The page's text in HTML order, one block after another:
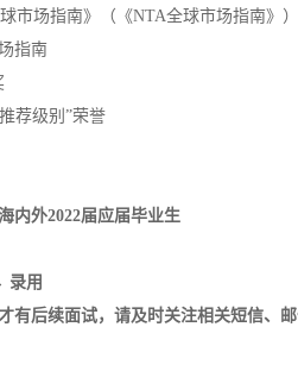
市场指南》（《NTA全球市场指南》
指南
荐级别”荣誉
内外2022届应届毕业生
录用
有后续面试， 请及时关注相关短信、